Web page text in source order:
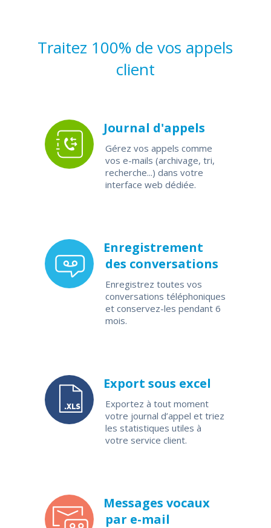
Traitez 100% de vos appels
client
Journal d'appels
Gérez vos appels comme
vos e-mails (archivage, tri,
recherche...) dans votre
interface web dédiée.
Enregistrement
des conversations
Enregistrez toutes vos
conversations téléphoniques
et conservez-les pendant 6
mois.
Export sous excel
Exportez à tout moment
votre journal d’appel et triez
les statistiques utiles à
votre service client.
Messages vocaux
par e-mail